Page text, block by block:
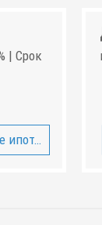
| Срок